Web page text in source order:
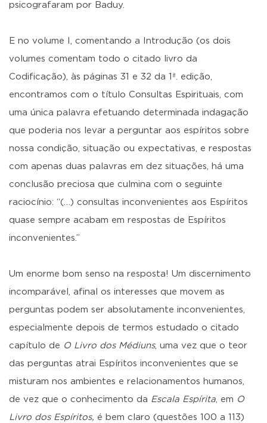
psicografaram por Baduy.
E no volume I, comentando a Introdução (os dois
volumes comentam todo o citado livro da
Codificação), às páginas 31 e 32 da 1ª. edição,
encontramos com o título Consultas Espirituais, com
uma única palavra efetuando determinada indagação
que poderia nos levar a perguntar aos espíritos sobre
nossa condição, situação ou expectativas, e respostas
com apenas duas palavras em dez situações, há uma
conclusão preciosa que culmina com o seguinte
raciocínio: “(…) consultas inconvenientes aos Espíritos
quase sempre acabam em respostas de Espíritos
inconvenientes.”
Um enorme bom senso na resposta! Um discernimento
incomparável, afinal os interesses que movem as
perguntas podem ser absolutamente inconvenientes,
especialmente depois de termos estudado o citado
capítulo de O Livro dos Médiuns, uma vez que o teor
das perguntas atrai Espíritos inconvenientes que se
misturam nos ambientes e relacionamentos humanos,
de vez que o conhecimento da Escala Espírita, em O
Livro dos Espíritos, é bem claro (questões 100 a 113)